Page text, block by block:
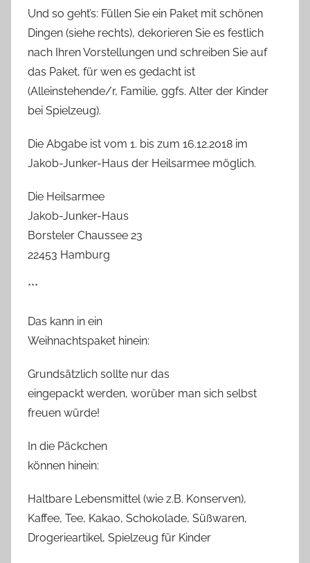
Und so geht’s: Füllen Sie ein Paket mit schönen
Dingen (siehe rechts), dekorieren Sie es festlich
nach Ihren Vorstellungen und schreiben Sie auf
das Paket, für wen es gedacht ist
(Alleinstehende/r, Familie, ggfs. Alter der Kinder
bei Spielzeug).
Die Abgabe ist vom 1. bis zum 16.12.2018 im
Jakob-Junker-Haus der Heilsarmee möglich.
Die Heilsarmee
Jakob-Junker-Haus
Borsteler Chaussee 23
22453 Hamburg
***
Das kann in ein
Weihnachtspaket hinein:
Grundsätzlich sollte nur das
eingepackt werden, worüber man sich selbst
freuen würde!
In die Päckchen
können hinein:
Haltbare Lebensmittel (wie z.B. Konserven),
Kaffee, Tee, Kakao, Schokolade, Süßwaren,
Drogerieartikel, Spielzeug für Kinder